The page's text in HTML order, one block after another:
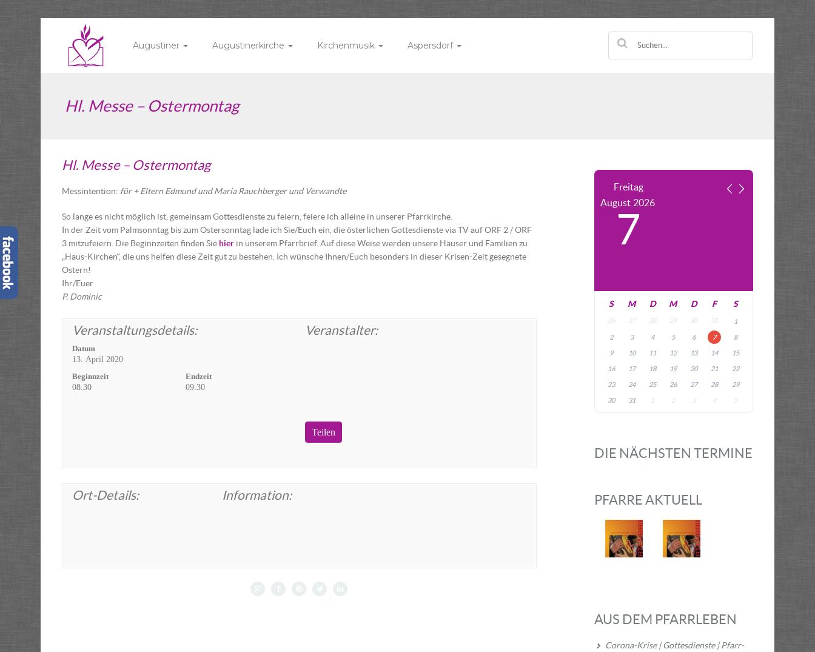
Augustiner Augustinerkirche Kirchenmusik Aspersdorf
Hl. Messe – Ostermontag
Hl. Messe – Ostermontag
Messintention: für + Eltern Edmund und Maria Rauchberger und Verwandte
So lange es nicht möglich ist, gemeinsam Gottesdienste zu feiern, feiere ich alleine in unserer Pfarrkirche.
In der Zeit vom Palmsonntag bis zum Ostersonntag lade ich Sie/Euch ein, die österlichen Gottesdienste via TV auf ORF 2 / ORF
3 mitzufeiern. Die Beginnzeiten finden Sie hier in unserem Pfarrbrief. Auf diese Weise werden unsere Häuser und Familien zu
„Haus-Kirchen“, die uns helfen diese Zeit gut zu bestehen. Ich wünsche Ihnen/Euch besonders in dieser Krisen-Zeit gesegnete
Ostern!
Ihr/Euer
P. Dominic
Veranstaltungsdetails:
Datum
13. April 2020
Beginnzeit
08:30
Endzeit
09:30
Veranstalter:
Teilen
Ort-Details: Information:
Freitag
August 2026
7
S M D M D F S
26 27 28 29 30 31 1
2 3 4 5 6 7 8
9 10 11 12 13 14 15
16 17 18 19 20 21 22
23 24 25 26 27 28 29
30 31 1 2 3 4 5
DIE NÄCHSTEN TERMINE
PFARRE AKTUELL
AUS DEM PFARRLEBEN
Corona-Krise | Gottesdienste | Pfarr-